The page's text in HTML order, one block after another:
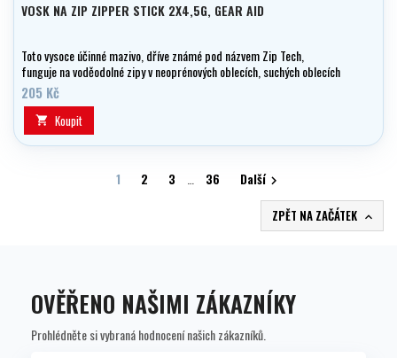
VOSK NA ZIP ZIPPER STICK 2X4,5G, GEAR AID
Toto vysoce účinné mazivo, dříve známé pod názvem Zip Tech,
funguje na voděodolné zipy v neoprénových oblecích, suchých oblecích
a dalších.
205 Kč
 Koupit
1 2 3 36 Další
ZPĚT NA ZAČÁTEK 
OVĚŘENO NAŠIMI ZÁKAZNÍKY
Prohlédněte si vybraná hodnocení našich zákazníků.